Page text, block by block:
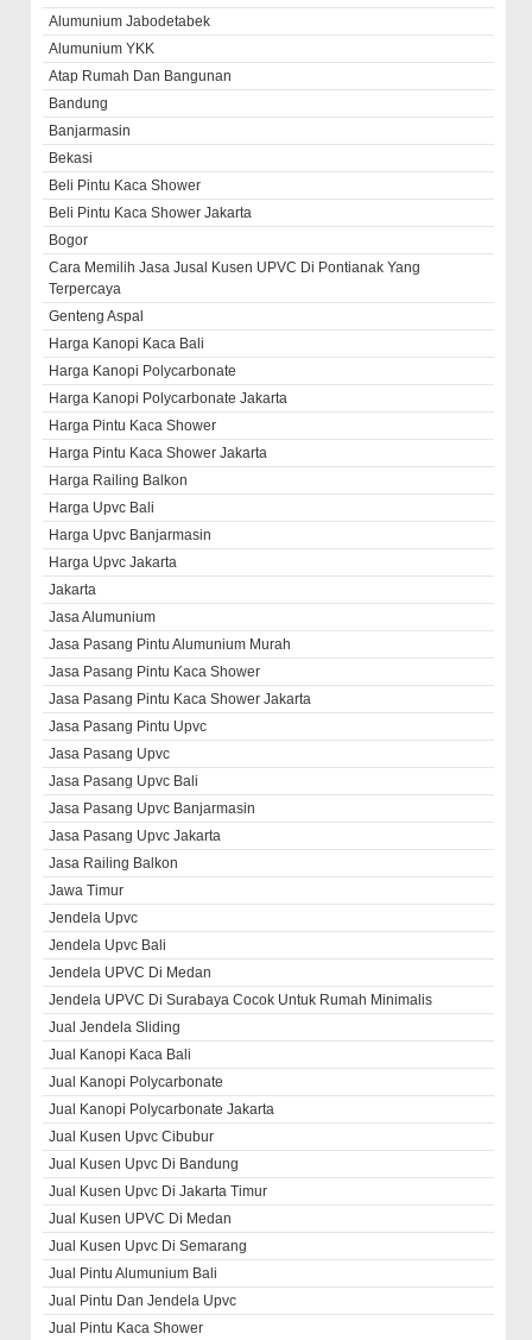
Alumunium Jabodetabek
Alumunium YKK
Atap Rumah Dan Bangunan
Bandung
Banjarmasin
Bekasi
Beli Pintu Kaca Shower
Beli Pintu Kaca Shower Jakarta
Bogor
Cara Memilih Jasa Jusal Kusen UPVC Di Pontianak Yang
Terpercaya
Genteng Aspal
Harga Kanopi Kaca Bali
Harga Kanopi Polycarbonate
Harga Kanopi Polycarbonate Jakarta
Harga Pintu Kaca Shower
Harga Pintu Kaca Shower Jakarta
Harga Railing Balkon
Harga Upvc Bali
Harga Upvc Banjarmasin
Harga Upvc Jakarta
Jakarta
Jasa Alumunium
Jasa Pasang Pintu Alumunium Murah
Jasa Pasang Pintu Kaca Shower
Jasa Pasang Pintu Kaca Shower Jakarta
Jasa Pasang Pintu Upvc
Jasa Pasang Upvc
Jasa Pasang Upvc Bali
Jasa Pasang Upvc Banjarmasin
Jasa Pasang Upvc Jakarta
Jasa Railing Balkon
Jawa Timur
Jendela Upvc
Jendela Upvc Bali
Jendela UPVC Di Medan
Jendela UPVC Di Surabaya Cocok Untuk Rumah Minimalis
Jual Jendela Sliding
Jual Kanopi Kaca Bali
Jual Kanopi Polycarbonate
Jual Kanopi Polycarbonate Jakarta
Jual Kusen Upvc Cibubur
Jual Kusen Upvc Di Bandung
Jual Kusen Upvc Di Jakarta Timur
Jual Kusen UPVC Di Medan
Jual Kusen Upvc Di Semarang
Jual Pintu Alumunium Bali
Jual Pintu Dan Jendela Upvc
Jual Pintu Kaca Shower